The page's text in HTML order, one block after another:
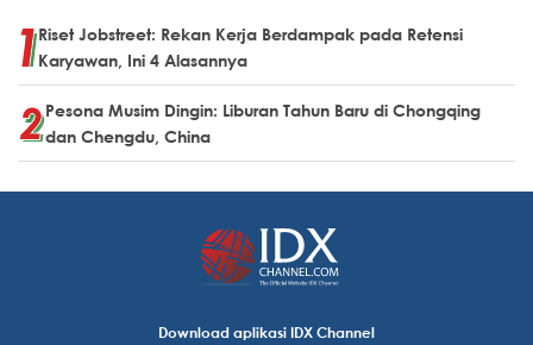
Riset Jobstreet: Rekan Kerja Berdampak pada Retensi
Karyawan, Ini 4 Alasannya
Pesona Musim Dingin: Liburan Tahun Baru di Chongqing
dan Chengdu, China
Download aplikasi IDX Channel